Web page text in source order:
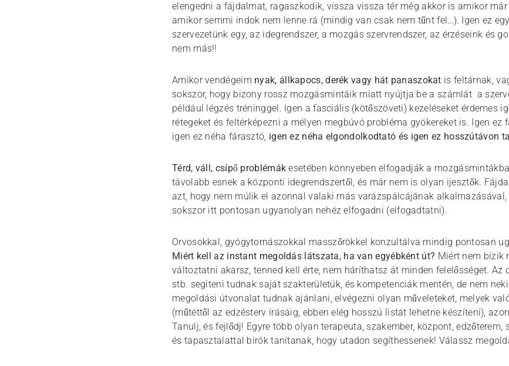
elengedni a fájdalmat, ragaszkodik, vissza vissza tér még akkor is amikor
amikor semmi indok nem lenne rá (mindig van csak nem tűnt fel…). Igen ez
szervezetünk egy, az idegrendszer, a mozgás szervrendszer, az érzéseink és
nem más!!
Amikor vendégeim nyak, állkapocs, derék vagy hát panaszokat is feltárnak,
sokszor, hogy bizony rossz mozgásmintáik miatt nyújtja be a számlát a
például légzés tréninggel. Igen a fasciális (kötőszöveti) kezeléseket érdemes
rétegeket és feltérképezni a mélyen megbúvó probléma gyökereket is. Igen ez
igen ez néha fárasztó, igen ez néha elgondolkodtató és igen ez hosszútávon
Térd, váll, csípő problémák esetében könnyeben elfogadják a
távolabb esnek a központi idegrendszertől, és már nem is olyan ijesztők.
azt, hogy nem múlik el azonnal valaki más varázspálcájának
sokszor itt pontosan ugyanolyan nehéz elfogadni (elfogadtatni).
Orvosokkal, gyógytornászokkal masszőrökkel konzultálva mindig pontosan
Miért kell az instant megoldás látszata, ha van egyébként út? Miért nem bízik
változtatni akarsz, tenned kell érte, nem háríthatsz át minden felelősséget. Az
stb. segíteni tudnak saját szakterületük, és kompetenciák mentén, de nem
megoldási útvonalat tudnak ajánlani, elvégezni olyan műveleteket, melyek
(műtéttől az edzésterv írásáig, ebben elég hosszú listát lehetne készíteni),
Tanulj, és fejlődj! Egyre több olyan terapeuta, szakember, központ,
és tapasztalattal bírók tanítanak, hogy utadon segíthessenek! Válassz